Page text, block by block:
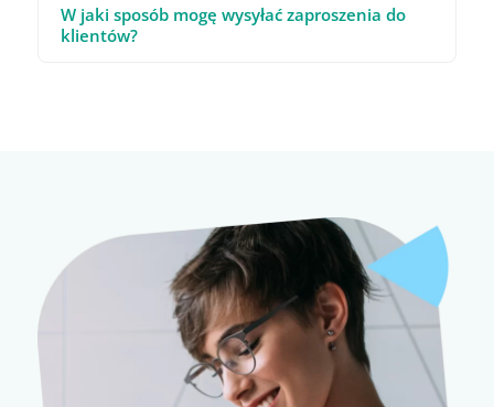
W jaki sposób mogę wysyłać zaproszenia do
klientów?